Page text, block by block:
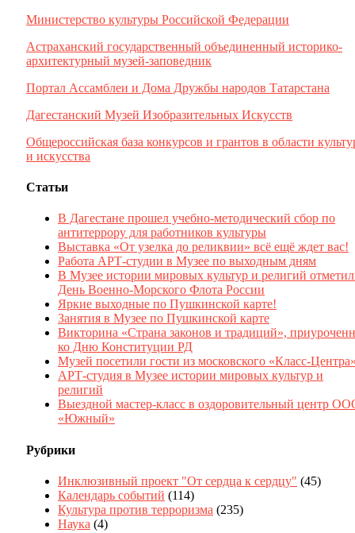
Министерство культуры Российской Федерации
Астраханский государственный объединенный историко-
архитектурный музей-заповедник
Портал Ассамблеи и Дома Дружбы народов Татарстана
Дагестанский Музей Изобразительных Искусств
Общероссийская база конкурсов и грантов в области
и искусства
Статьи
В Дагестане прошел учебно-методический сбор по
антитеррору для работников культуры
Выставка «От узелка до реликвии» всё ещё ждет вас!
Работа АРТ-студии в Музее по выходным дням
В Музее истории мировых культур и религий
День Военно-Морского Флота России
Яркие выходные по Пушкинской карте!
Занятия в Музее по Пушкинской карте
Викторина «Страна законов и традиций»,
ко Дню Конституции РД
Музей посетили гости из московского «Класс-
АРТ-студия в Музее истории мировых культур и
религий
Выездной мастер-класс в оздоровительный центр
«Южный»
Рубрики
Инклюзивный проект "От сердца к сердцу" (45)
Календарь событий (114)
Культура против терроризма (235)
Наука (4)